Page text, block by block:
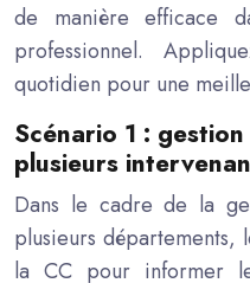
de manière efficace
professionnel.
quotidien pour une
Scénario 1 :
plusieurs
Dans le cadre de la
plusieurs
la CC pour informer